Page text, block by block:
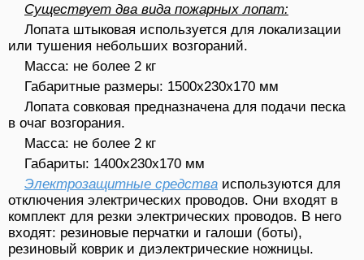
Существует два вида пожарных лопат:
Лопата штыковая используется для локализации
или тушения небольших возгораний.
Масса: не более 2 кг
Габаритные размеры: 1500х230х170 мм
Лопата совковая предназначена для подачи песка
в очаг возгорания.
Масса: не более 2 кг
Габариты: 1400х230х170 мм
Электрозащитные средства используются для
отключения электрических проводов. Они входят в
комплект для резки электрических проводов. В него
входят: резиновые перчатки и галоши (боты),
резиновый коврик и диэлектрические ножницы.